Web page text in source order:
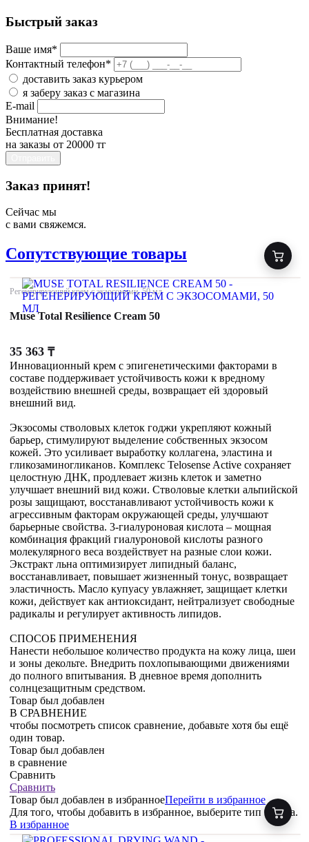
Быстрый заказ
Ваше имя*
Контактный телефон*
доставить заказ курьером
я заберу заказ с магазина
E-mail
Внимание!
Бесплатная доставка
на заказы от 20000 тг
Заказ принят!
Сейчас мы
с вами свяжемся.
Сопутствующие товары
Регенерирующий крем с экзосомами, 50 мл
Muse Total Resilience Cream 50
35 363 ₸
Инновационный крем с эпигенетическими факторами в
составе поддерживает устойчивость кожи к вредному
воздействию внешней среды, возвращает ей здоровый
внешний вид.
Экзосомы стволовых клеток годжи укрепляют кожный
барьер, стимулируют выделение собственных экзосом
кожей. Это усиливает выработку коллагена, эластина и
гликозаминогликанов. Комплекс Telosense Active сохраняет
целостную ДНК, продлевает жизнь клеток и заметно
улучшает внешний вид кожи. Стволовые клетки альпийской
розы защищают, восстанавливают устойчивость кожи к
агрессивным факторам окружающей среды, улучшают
барьерные свойства. 3-гиалуроновая кислота – мощная
комбинация фракций гиалуроновой кислоты разного
молекулярного веса воздействует на разные слои кожи.
Экстракт льна оптимизирует липидный баланс,
восстанавливает, повышает жизненный тонус, возвращает
эластичность. Масло купуасу увлажняет, защищает клетки
кожи, действует как антиоксидант, нейтрализует свободные
радикалы и регулирует активность липидов.
СПОСОБ ПРИМЕНЕНИЯ
Нанести небольшое количество продукта на кожу лица, шеи
и зоны декольте. Внедрить похлопывающими движениями
до полного впитывания. В дневное время дополнить
солнцезащитным средством.
Товар был добавлен
В СРАВНЕНИЕ
чтобы посмотреть список сравнение, добавьте хотя бы ещё
один товар.
Товар был добавлен
в сравнение
Сравнить
Сравнить
Товар был добавлен в избранноеПерейти в избранное
Для того, чтобы добавить в избранное, выберите тип товара.
В избранное